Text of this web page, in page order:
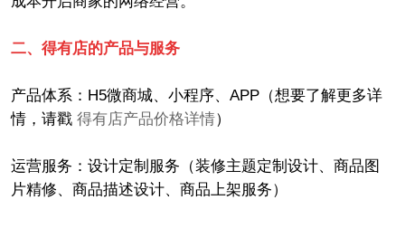
二、得有店的产品与服务
产品体系：H5微商城、小程序、APP（想要了解更多详
情，请戳 得有店产品价格详情）
运营服务：设计定制服务（装修主题定制设计、商品图
片精修、商品描述设计、商品上架服务）